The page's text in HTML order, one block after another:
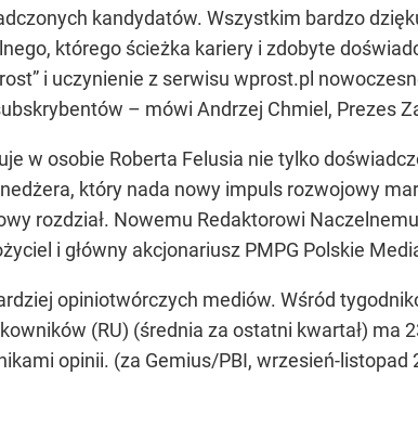
kandydatów. Wszystkim bardzo
którego ścieżka kariery i zdobyte
i uczynienie z serwisu wprost.pl
– mówi Andrzej Chmiel, Prezes
w osobie Roberta Felusia nie tylko
który nada nowy impuls rozwojowy
rozdział. Nowemu Redaktorowi
i główny akcjonariusz PMPG Polskie
opiniotwórczych mediów. Wśród
(RU) (średnia za ostatni kwartał) ma
opinii. (za Gemius/PBI, wrzesień-listopad